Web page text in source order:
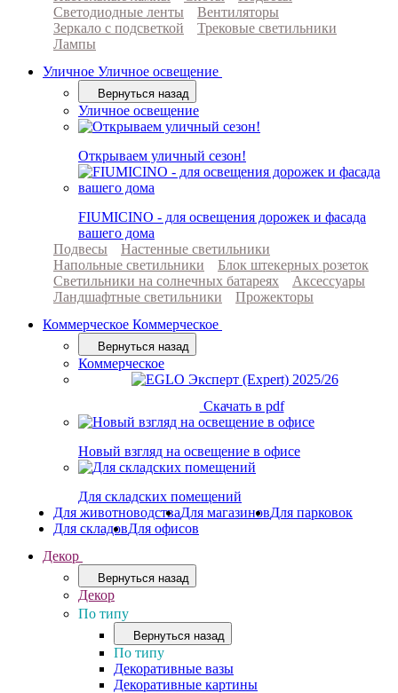
Светодиодные ленты
Вентиляторы
Зеркало с подсветкой
Трековые светильники
Лампы
Уличное Уличное освещение
Вернуться назад
Уличное освещение
Открываем уличный сезон!
FIUMICINO - для освещения дорожек и фасада
вашего дома
Подвесы
Настенные светильники
Напольные светильники
Блок штекерных розеток
Светильники на солнечных батареях
Аксессуары
Ландшафтные светильники
Прожекторы
Коммерческое Коммерческое
Вернуться назад
Коммерческое
Скачать в pdf
Новый взгляд на освещение в офисе
Для складских помещений
Для животноводстваДля магазиновДля парковок
Для складовДля офисов
Декор
Вернуться назад
Декор
По типу
Вернуться назад
По типу
Декоративные вазы
Декоративные картины